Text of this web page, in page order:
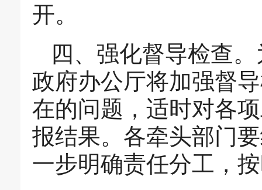
开。
四、强化督导检查
政府办公厅将加强督
在的问题，适时对各
报结果。各牵头部门
一步明确责任分工，